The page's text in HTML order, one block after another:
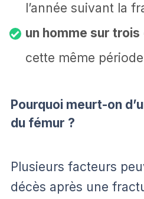
l’année suivant la
un homme sur trois
cette même
Pourquoi meurt-on
du fémur ?
Plusieurs facteurs
décès après une